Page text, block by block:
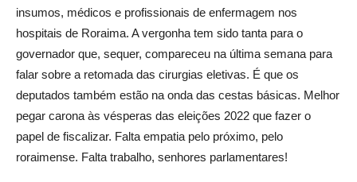
insumos, médicos e profissionais de enfermagem nos
hospitais de Roraima. A vergonha tem sido tanta para o
governador que, sequer, compareceu na última semana para
falar sobre a retomada das cirurgias eletivas. É que os
deputados também estão na onda das cestas básicas. Melhor
pegar carona às vésperas das eleições 2022 que fazer o
papel de fiscalizar. Falta empatia pelo próximo, pelo
roraimense. Falta trabalho, senhores parlamentares!